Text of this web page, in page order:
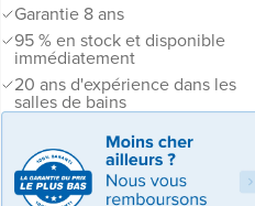
Garantie 8 ans
95 % en stock et disponible
immédiatement
20 ans d'expérience dans les
salles de bains